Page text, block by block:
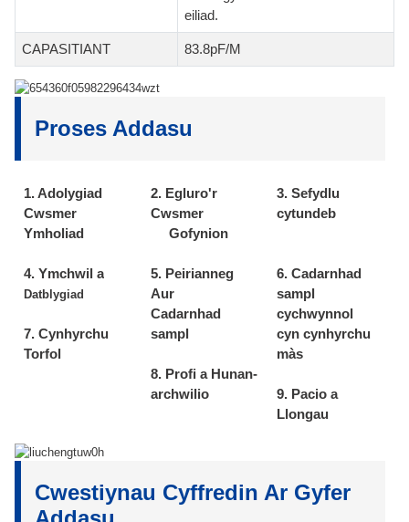
eiliad.
CAPASITIANT 83.8pF/M
Proses Addasu
1. Adolygiad
Cwsmer
Ymholiad
4. Ymchwil a
Datblygiad
7. Cynhyrchu
Torfol
2. Egluro'r
Cwsmer
Gofynion
5. Peirianneg
Aur
Cadarnhad
sampl
8. Profi a Hunan-
archwilio
3. Sefydlu
cytundeb
6. Cadarnhad
sampl
cychwynnol
cyn cynhyrchu
màs
9. Pacio a
Llongau
Cwestiynau Cyffredin Ar Gyfer